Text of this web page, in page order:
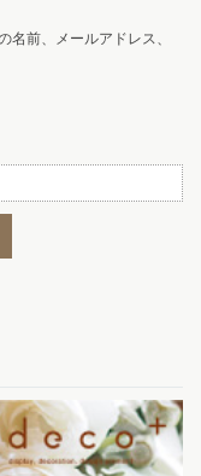
名前、メールアドレス、